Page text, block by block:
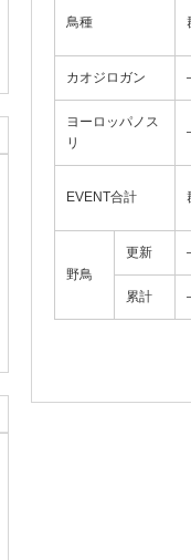
鳥種
カオジロガン
ヨーロッパノス
リ
EVENT合計
野鳥
更新
累計